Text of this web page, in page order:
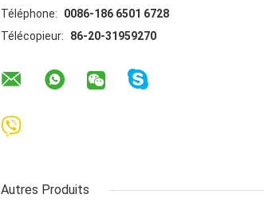
Téléphone:
0086-186 6501 6728
Télécopieur:
86-20-31959270
Autres Produits